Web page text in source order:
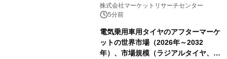
その他）・分析レポートを発表
株式会社マーケットリサーチセンター
5分前
電気乗用車用タイヤのアフターマーケ
ットの世界市場（2026年～2032
年）、市場規模（ラジアルタイヤ、サ